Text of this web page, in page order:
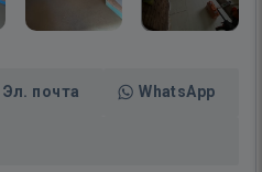
Эл. почта WhatsApp